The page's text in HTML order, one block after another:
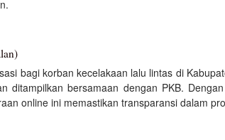
bagi korban kecelakaan lalu lintas di
ditampilkan bersamaan dengan PKB.
online ini memastikan transparansi dalam